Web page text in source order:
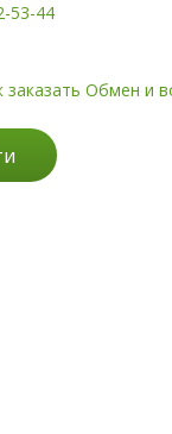
53-44
заказать Обмен и